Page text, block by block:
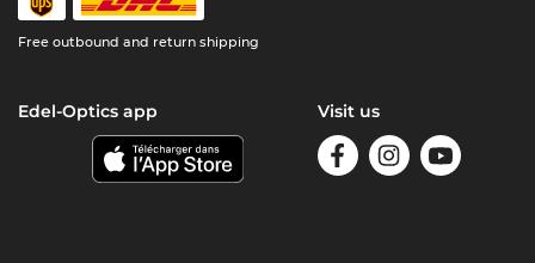
Free outbound and return shipping
Edel-Optics app Visit us